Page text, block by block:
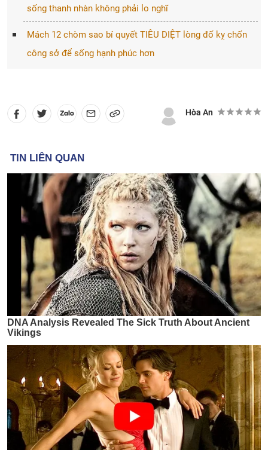
sống thanh nhàn không phải lo nghĩ
Mách 12 chòm sao bí quyết TIÊU DIỆT lòng đố kỵ chốn
công sở để sống hạnh phúc hơn
Hòa An